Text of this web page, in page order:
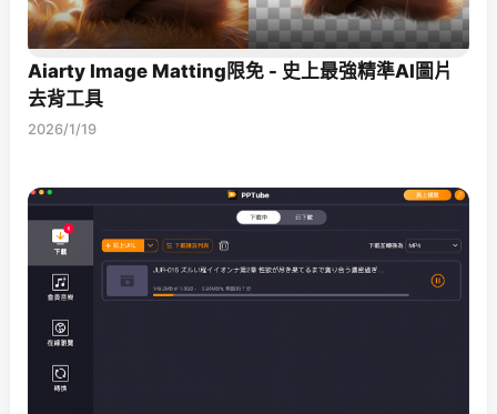
Aiarty Image Matting限免 - 史上最強精準AI圖片
去背工具
2026/1/19